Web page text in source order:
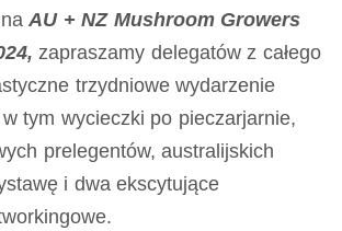
naAU + NZ Mushroom Growers
zapraszamy delegatów z całego
trzydniowe wydarzenie
tym wycieczki po pieczarjarnie,
prelegentów, australijskich
i dwa ekscytujące